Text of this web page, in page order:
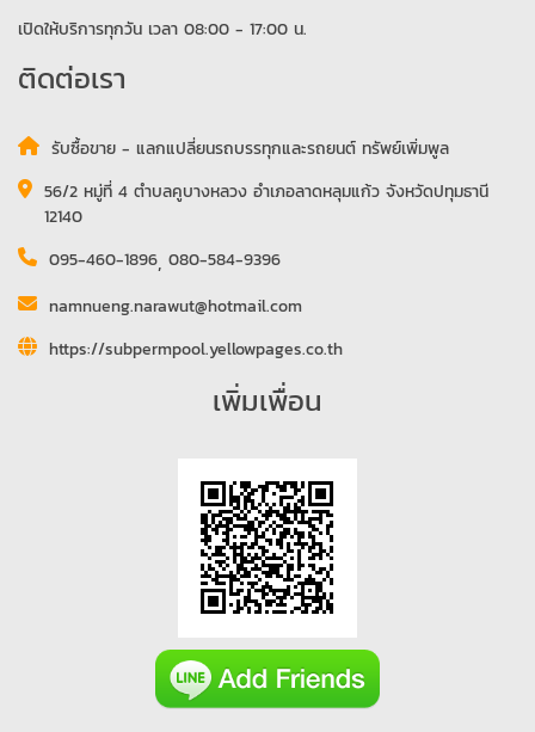
เปิดให้บริการทุกวัน เวลา 08:00 - 17:00 น.
ติดต่อเรา
รับซื้อขาย - แลกแปลี่ยนรถบรรทุกและรถยนต์ ทรัพย์เพิ่มพูล
56/2 หมู่ที่ 4 ตำบลคูบางหลวง อำเภอลาดหลุมแก้ว จังหวัดปทุมธานี
12140
095-460-1896, 080-584-9396
namnueng.narawut@hotmail.com
https://subpermpool.yellowpages.co.th
เพิ่มเพื่อน